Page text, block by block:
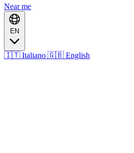
Near me
EN
🇮🇹 Italiano 🇬🇧 English